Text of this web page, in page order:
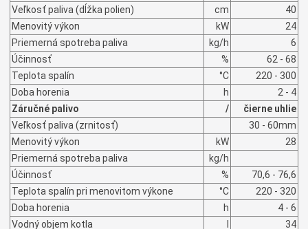
Veľkosť paliva (dĺžka polien)
cm
40
Menovitý výkon
kW
24
Priemerná spotreba paliva
kg/h
6
Účinnosť
%
62 - 68
Teplota spalín
°C
220 - 300
Doba horenia
h
2 - 4
Záručné palivo
/
čierne uhlie
Veľkosť paliva (zrnitosť)
30 - 60mm
Menovitý výkon
kW
28
Priemerná spotreba paliva
kg/h
Účinnosť
%
70,6 - 76,6
Teplota spalín pri menovitom výkone
°C
220 - 320
Doba horenia
h
4 - 6
Vodný objem kotla
34